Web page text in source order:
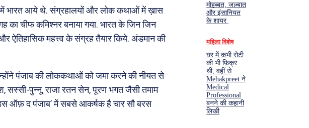
में भारत आये थे. संग्रहालयों और लोक कथाओं में ख़ास
चीफ कमिश्नर बनाया गया. भारत के जिन जिन
और ऐतिहासिक महत्त्व के संग्रह तैयार किये. अंडमान की
पंजाब की लोककथाओं को जमा करने की नीयत से
सस्सी-पुन्नू, राजा रतन सेन, पूरण भगत जैसी तमाम
ऑफ़ द पंजाब’ में सबसे आकर्षक है चार सौ बरस
मोहब्बत, जज़्बात
और इंसानियत
के शायर
महिला विशेष
घर में कभी रोटी
की भी फ़िक्र
थी, वहीं से
Mehakpreet ने
Medical
Professional
बनने की कहानी
लिखी